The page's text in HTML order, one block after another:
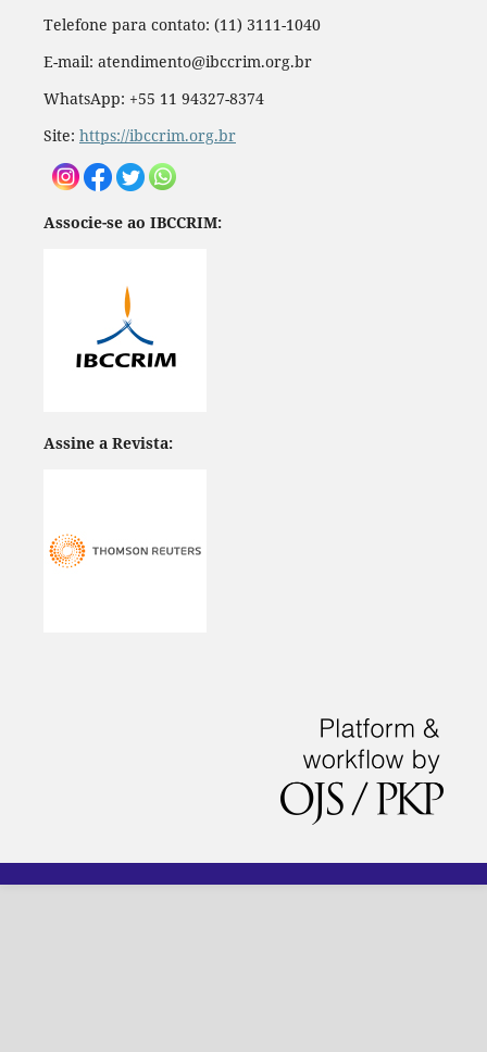
Telefone para contato: (11) 3111-1040
E-mail: atendimento@ibccrim.org.br
WhatsApp: +55 11 94327-8374
Site: https://ibccrim.org.br
Associe-se ao IBCCRIM:
Assine a Revista: